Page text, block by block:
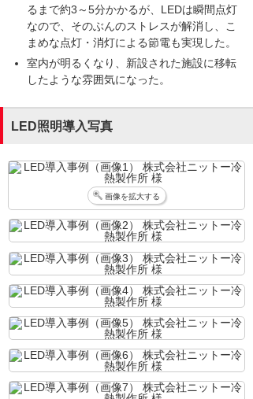
るまで約3～5分かかるが、LEDは瞬間点灯
なので、そのぶんのストレスが解消し、こ
まめな点灯・消灯による節電も実現した。
室内が明るくなり、新設された施設に移転
したような雰囲気になった。
LED照明導入写真
画像を拡大する